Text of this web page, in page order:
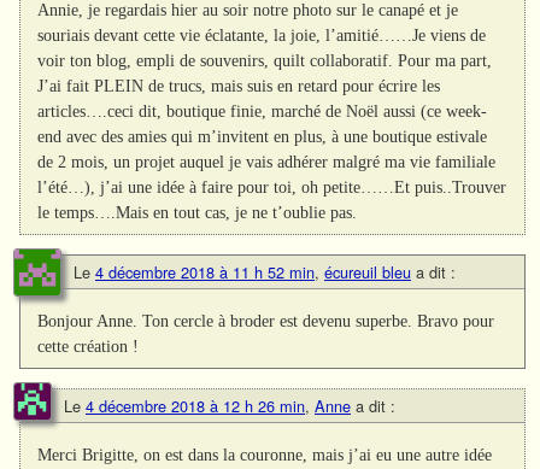
Annie, je regardais hier au soir notre photo sur le canapé et je
souriais devant cette vie éclatante, la joie, l’amitié……Je viens de
voir ton blog, empli de souvenirs, quilt collaboratif. Pour ma part,
J’ai fait PLEIN de trucs, mais suis en retard pour écrire les
articles….ceci dit, boutique finie, marché de Noël aussi (ce week-
end avec des amies qui m’invitent en plus, à une boutique estivale
de 2 mois, un projet auquel je vais adhérer malgré ma vie familiale
l’été…), j’ai une idée à faire pour toi, oh petite……Et puis..Trouver
le temps….Mais en tout cas, je ne t’oublie pas.
Le 4 décembre 2018 à 11 h 52 min, écureuil bleu a dit :
Bonjour Anne. Ton cercle à broder est devenu superbe. Bravo pour
cette création !
Le 4 décembre 2018 à 12 h 26 min, Anne a dit :
Merci Brigitte, on est dans la couronne, mais j’ai eu une autre idée